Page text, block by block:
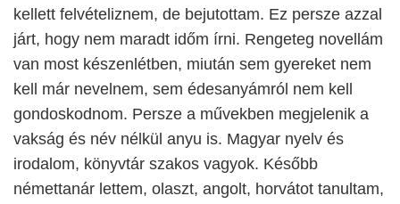
kellett felvételiznem, de bejutottam. Ez persze azzal
járt, hogy nem maradt időm írni. Rengeteg novellám
van most készenlétben, miután sem gyereket nem
kell már nevelnem, sem édesanyámról nem kell
gondoskodnom. Persze a művekben megjelenik a
vakság és név nélkül anyu is. Magyar nyelv és
irodalom, könyvtár szakos vagyok. Később
némettanár lettem, olaszt, angolt, horvátot tanultam,